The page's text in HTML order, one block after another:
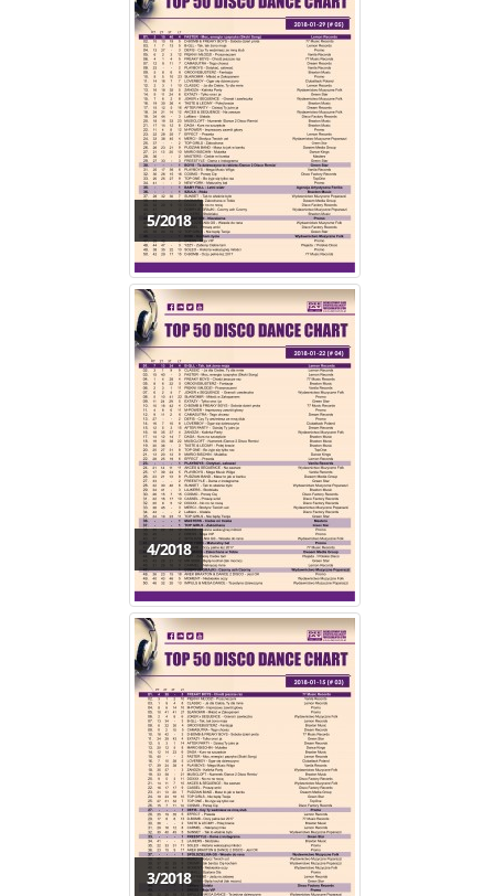
5/2018
4/2018
3/2018